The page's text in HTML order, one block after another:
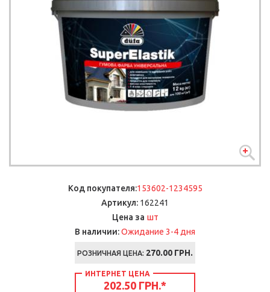
Код покупателя:153602-1234595
Артикул: 162241
Цена за шт
В наличии:Ожидание 3-4 дня
РОЗНИЧНАЯ ЦЕНА: 270.00 ГРН.
ИНТЕРНЕТ ЦЕНА
202.50 ГРН.*